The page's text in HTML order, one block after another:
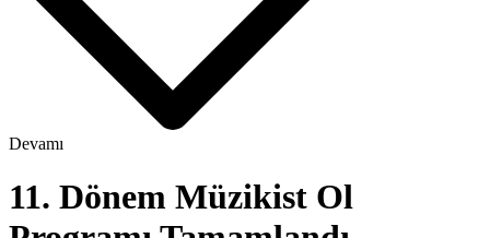
Devamı
11. Dönem Müzikist Ol